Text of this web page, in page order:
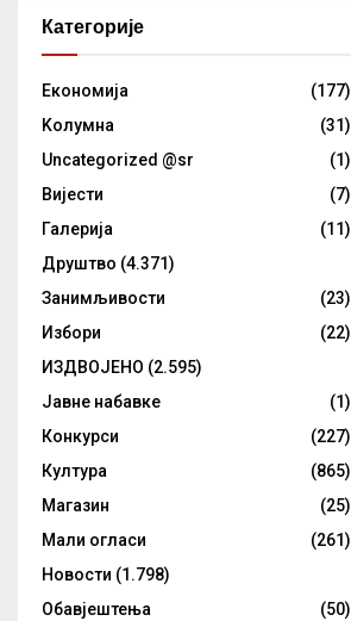
Категорије
Eкономија
(177)
Kолумнa
(31)
Uncategorized @sr
(1)
Вијести
(7)
Галерија
(11)
Друштво (4.371)
Занимљивости
(23)
Избори
(22)
ИЗДВОЈЕНО (2.595)
Јавне набавке
(1)
Конкурси
(227)
Култура
(865)
Магазин
(25)
Мали огласи
(261)
Новости (1.798)
Обавјештења
(50)